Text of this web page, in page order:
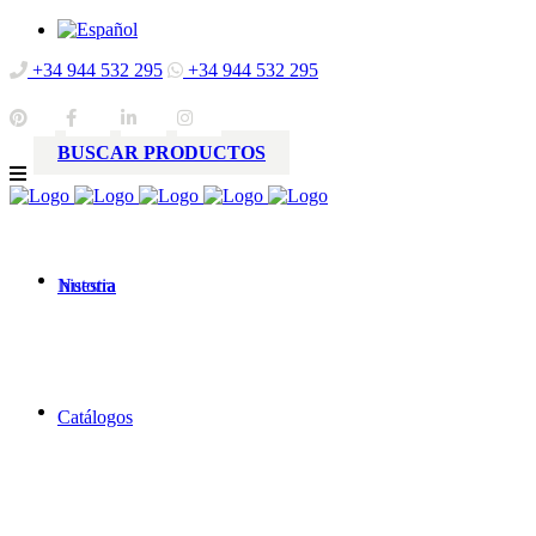
+34 944 532 295 +34 944 532 295
BUSCAR PRODUCTOS
Nuestra
historia
Catálogos